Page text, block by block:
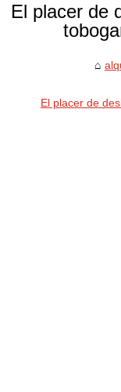
El placer de
El placer de